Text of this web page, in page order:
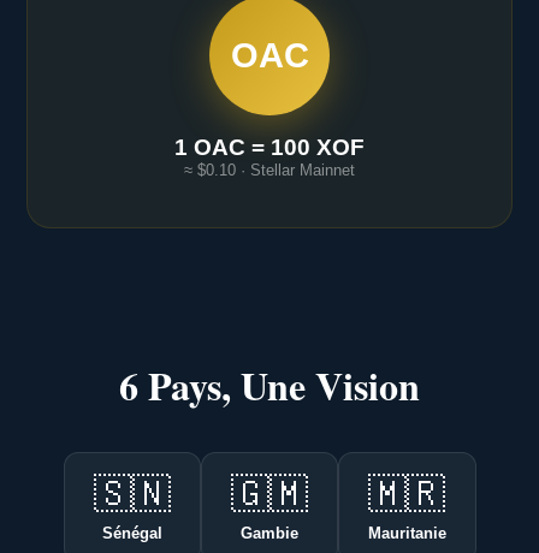
OAC
1 OAC = 100 XOF
≈ $0.10 · Stellar Mainnet
6 Pays, Une Vision
🇸🇳
Sénégal
🇬🇲
Gambie
🇲🇷
Mauritanie